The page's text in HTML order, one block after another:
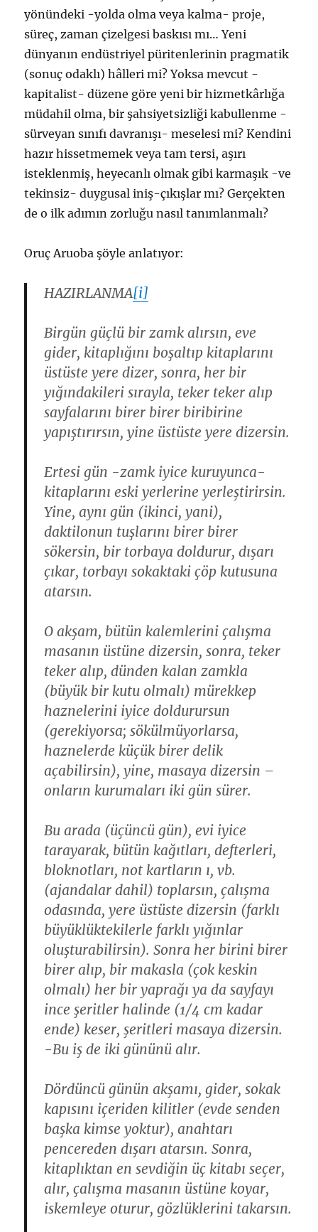
yönündeki -yolda olma veya kalma- proje,
süreç, zaman çizelgesi baskısı mı… Yeni
dünyanın endüstriyel püritenlerinin pragmatik
(sonuç odaklı) hâlleri mi? Yoksa mevcut -
kapitalist- düzene göre yeni bir hizmetkârlığa
müdahil olma, bir şahsiyetsizliği kabullenme -
sürveyan sınıfı davranışı- meselesi mi? Kendini
hazır hissetmemek veya tam tersi, aşırı
isteklenmiş, heyecanlı olmak gibi karmaşık -ve
tekinsiz- duygusal iniş-çıkışlar mı? Gerçekten
de o ilk adımın zorluğu nasıl tanımlanmalı?
Oruç Aruoba şöyle anlatıyor:
HAZIRLANMA[i]
Birgün güçlü bir zamk alırsın, eve
gider, kitaplığını boşaltıp kitaplarını
üstüste yere dizer, sonra, her bir
yığındakileri sırayla, teker teker alıp
sayfalarını birer birer biribirine
yapıştırırsın, yine üstüste yere dizersin.
Ertesi gün -zamk iyice kuruyunca-
kitaplarını eski yerlerine yerleştirirsin.
Yine, aynı gün (ikinci, yani),
daktilonun tuşlarını birer birer
sökersin, bir torbaya doldurur, dışarı
çıkar, torbayı sokaktaki çöp kutusuna
atarsın.
O akşam, bütün kalemlerini çalışma
masanın üstüne dizersin, sonra, teker
teker alıp, dünden kalan zamkla
(büyük bir kutu olmalı) mürekkep
haznelerini iyice doldurursun
(gerekiyorsa; sökülmüyorlarsa,
haznelerde küçük birer delik
açabilirsin), yine, masaya dizersin –
onların kurumaları iki gün sürer.
Bu arada (üçüncü gün), evi iyice
tarayarak, bütün kağıtları, defterleri,
bloknotları, not kartların ı, vb.
(ajandalar dahil) toplarsın, çalışma
odasında, yere üstüste dizersin (farklı
büyüklüktekilerle farklı yığınlar
oluşturabilirsin). Sonra her birini birer
birer alıp, bir makasla (çok keskin
olmalı) her bir yaprağı ya da sayfayı
ince şeritler halinde (1/4 cm kadar
ende) keser, şeritleri masaya dizersin.
-Bu iş de iki gününü alır.
Dördüncü günün akşamı, gider, sokak
kapısını içeriden kilitler (evde senden
başka kimse yoktur), anahtarı
pencereden dışarı atarsın. Sonra,
kitaplıktan en sevdiğin üç kitabı seçer,
alır, çalışma masanın üstüne koyar,
iskemleye oturur, gözlüklerini takarsın.